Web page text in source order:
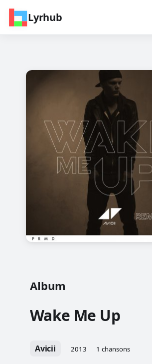
Lyrhub
Album
Wake Me Up
Avicii 2013 1 chansons